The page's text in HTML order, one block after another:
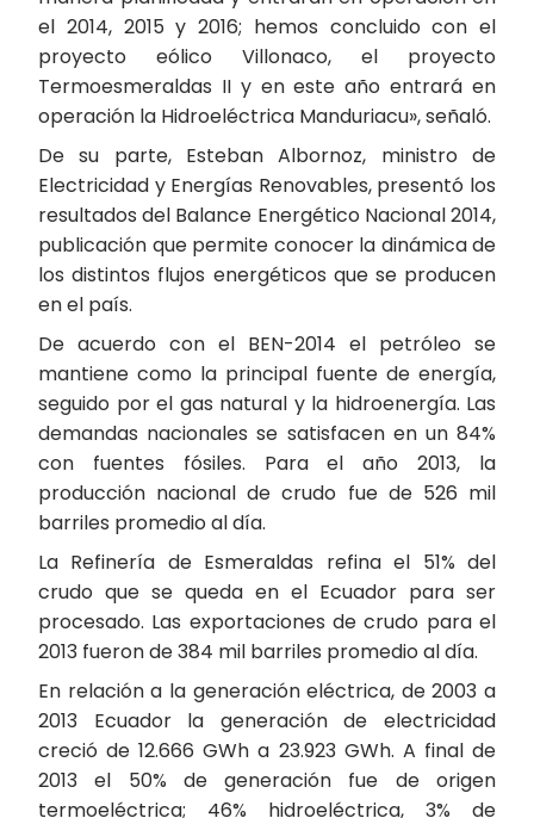
el 2014, 2015 y 2016; hemos concluido con el
proyecto eólico Villonaco, el proyecto
Termoesmeraldas II y en este año entrará en
operación la Hidroeléctrica Manduriacu», señaló.
De su parte, Esteban Albornoz, ministro de
Electricidad y Energías Renovables, presentó los
resultados del Balance Energético Nacional 2014,
publicación que permite conocer la dinámica de
los distintos flujos energéticos que se producen
en el país.
De acuerdo con el BEN-2014 el petróleo se
mantiene como la principal fuente de energía,
seguido por el gas natural y la hidroenergía. Las
demandas nacionales se satisfacen en un 84%
con fuentes fósiles. Para el año 2013, la
producción nacional de crudo fue de 526 mil
barriles promedio al día.
La Refinería de Esmeraldas refina el 51% del
crudo que se queda en el Ecuador para ser
procesado. Las exportaciones de crudo para el
2013 fueron de 384 mil barriles promedio al día.
En relación a la generación eléctrica, de 2003 a
2013 Ecuador la generación de electricidad
creció de 12.666 GWh a 23.923 GWh. A final de
2013 el 50% de generación fue de origen
termoeléctrica; 46% hidroeléctrica, 3% de